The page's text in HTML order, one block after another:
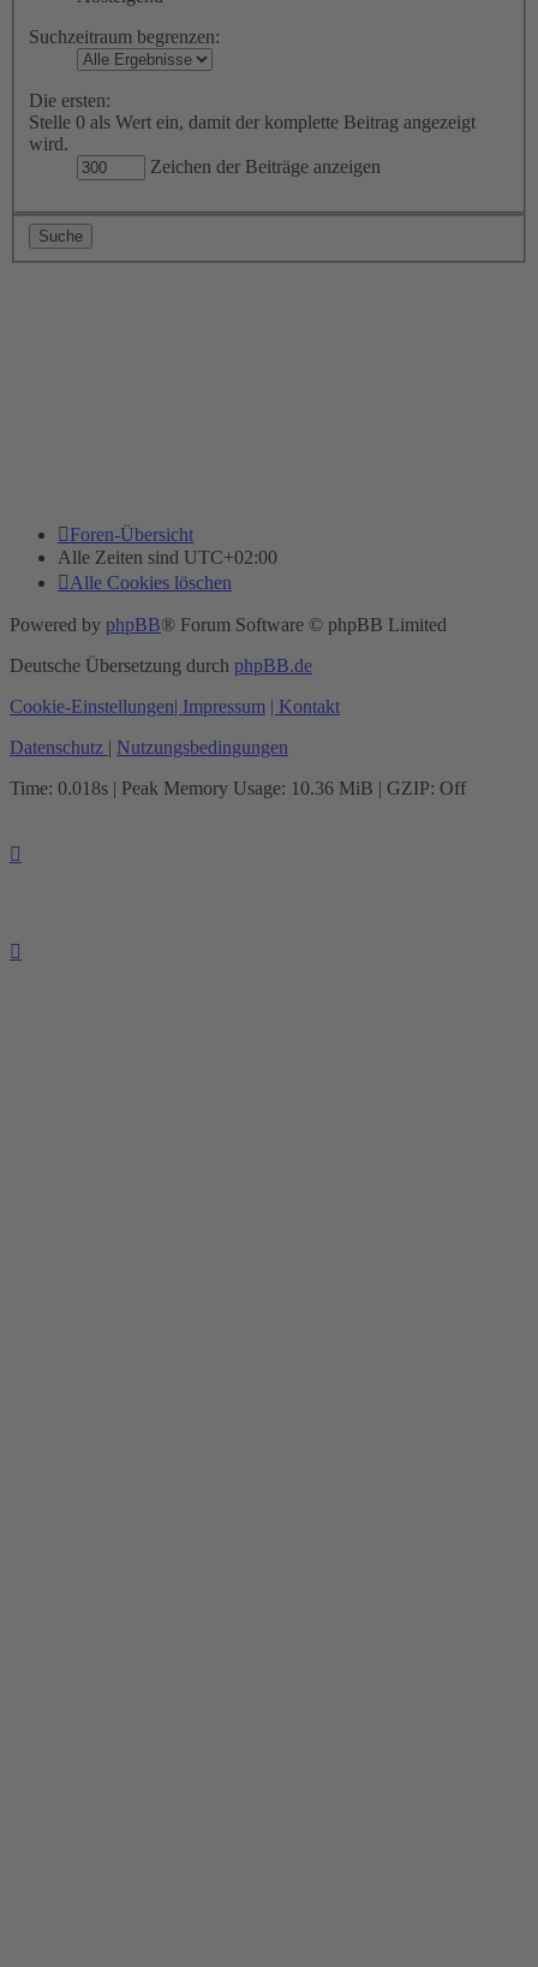
Suchzeitraum begrenzen:
Die ersten:
Stelle 0 als Wert ein, damit der komplette Beitrag angezeigt
wird.
Zeichen der Beiträge anzeigen
Foren-Übersicht
Alle Zeiten sind UTC+02:00
Alle Cookies löschen
Powered by phpBB® Forum Software © phpBB Limited
Deutsche Übersetzung durch phpBB.de
Cookie-Einstellungen| Impressum | Kontakt
Datenschutz | Nutzungsbedingungen
Time: 0.018s | Peak Memory Usage: 10.36 MiB | GZIP: Off